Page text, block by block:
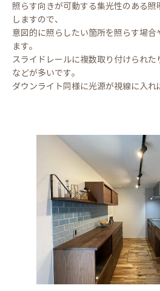
照らす向きが可動する集光性のある照
しますので、
意図的に照らしたい箇所を照らす場
ます。
スライドレールに複数取り付けられた
などが多いです。
ダウンライト同様に光源が視線に入れ